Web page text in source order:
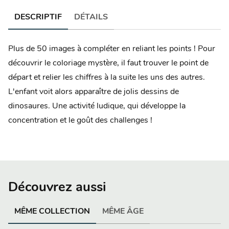
DESCRIPTIF DÉTAILS
Plus de 50 images à compléter en reliant les points ! Pour
découvrir le coloriage mystère, il faut trouver le point de
départ et relier les chiffres à la suite les uns des autres.
L'enfant voit alors apparaître de jolis dessins de
dinosaures. Une activité ludique, qui développe la
concentration et le goût des challenges !
Découvrez aussi
MÊME COLLECTION MÊME ÂGE